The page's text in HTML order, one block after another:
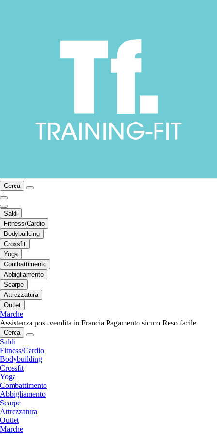
Cerca
Saldi
Fitness/Cardio
Bodybuilding
Crossfit
Yoga
Combattimento
Abbigliamento
Scarpe
Attrezzatura
Outlet
Marche
Assistenza post-vendita in Francia Pagamento sicuro Reso facile
Cerca
Saldi
Fitness/Cardio
Bodybuilding
Crossfit
Yoga
Combattimento
Abbigliamento
Scarpe
Attrezzatura
Outlet
Marche